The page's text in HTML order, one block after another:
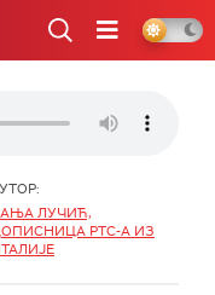
ЛУЧИЋ,
РТС-А ИЗ